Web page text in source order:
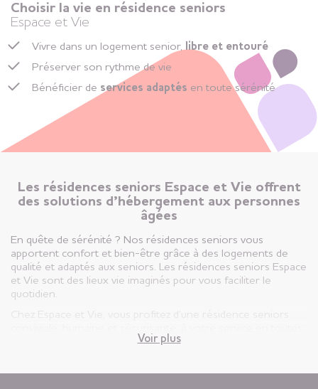
Choisir la vie en résidence seniors
Espace et Vie
Vivre dans un logement senior, libre et entouré
Préserver son rythme de vie
Bénéficier de services adaptés en toute sérénité
Les résidences seniors Espace et Vie offrent
des solutions d’hébergement aux personnes
âgées
En quête de sérénité ? Nos résidences seniors vous
apportent confort et bien-être grâce à des logements de
qualité et adaptés aux seniors. Les résidences seniors Espace
et Vie sont des lieux vie imaginés pour vous faciliter le
quotidien.
vie privatif et vous êtes libre d’y vivre selon votre rythme et
Voir plus